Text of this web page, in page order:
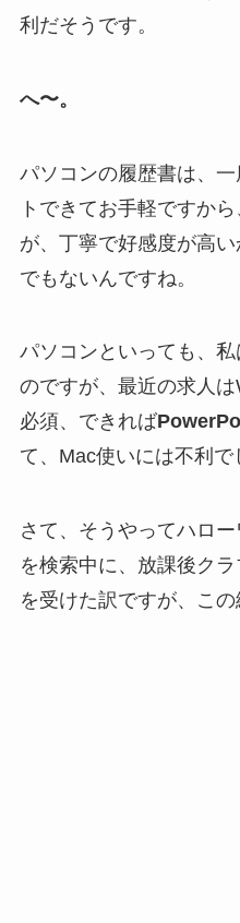
利だそうです。
へ〜。
パソコンの履歴書は、
トできてお手軽ですか
が、丁寧で好感度が高
でもないんですね。
パソコンといっても、
のですが、最近の求人
必須、できれば
て、Mac使いには不利で
さて、そうやってハロ
を検索中に、放課後ク
を受けた訳ですが、この